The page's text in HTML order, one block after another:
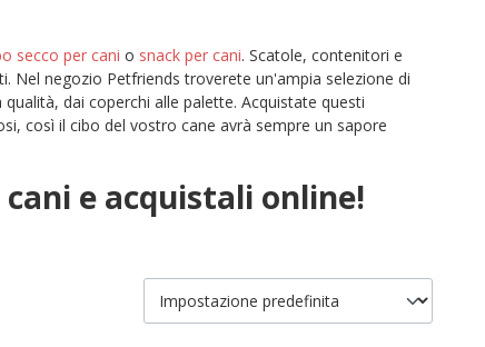
secco per cani o snack per cani. Scatole, contenitori e
Nel negozio Petfriends troverete un'ampia selezione di
dai coperchi alle palette. Acquistate questi
così il cibo del vostro cane avrà sempre un sapore
e acquistali online!